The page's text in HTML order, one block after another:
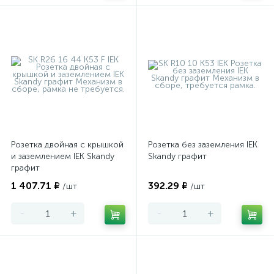
Розетка двойная с крышкой
и заземлением IEK Skandy
графит
1 407.71 ₽ /шт
- +
Розетка без заземления IEK
Skandy графит
392.29 ₽ /шт
- +